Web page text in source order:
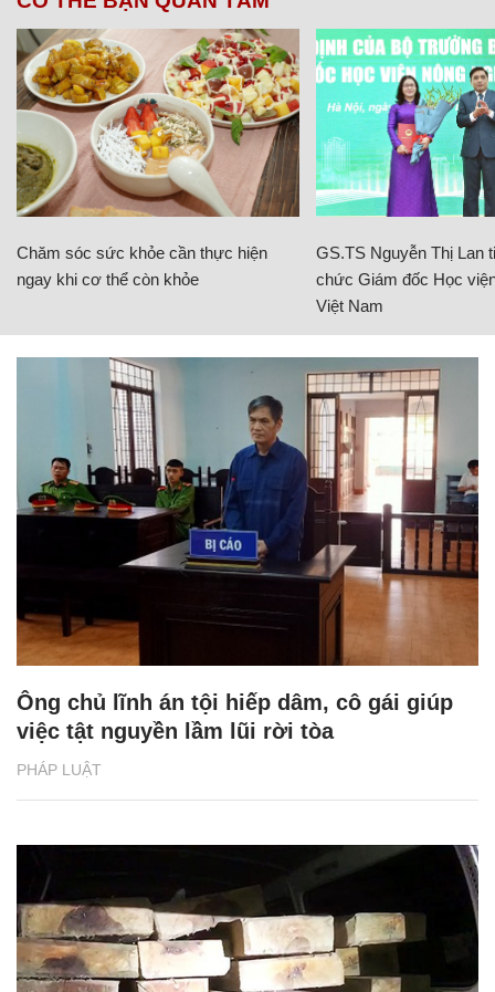
Chăm sóc sức khỏe cần thực hiện
ngay khi cơ thể còn khỏe
GS.TS Nguyễn Thị Lan
chức Giám đốc Học
Việt Nam
PHÁP LUẬT
Ông chủ lĩnh án tội hiếp dâm, cô gái giúp
việc tật nguyền lầm lũi rời tòa